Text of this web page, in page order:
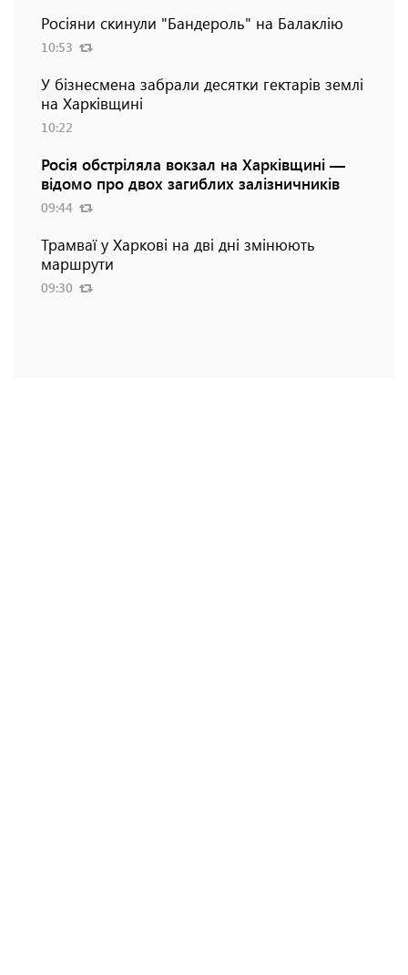
Росіяни скинули "Бандероль" на Балаклію
10:53
У бізнесмена забрали десятки гектарів землі
на Харківщині
10:22
Росія обстріляла вокзал на Харківщині —
відомо про двох загиблих залізничників
09:44
Трамваї у Харкові на дві дні змінюють
маршрути
09:30